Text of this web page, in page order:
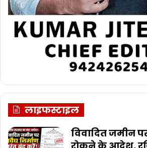
लाइफस्टाइल
विवादित जमीन